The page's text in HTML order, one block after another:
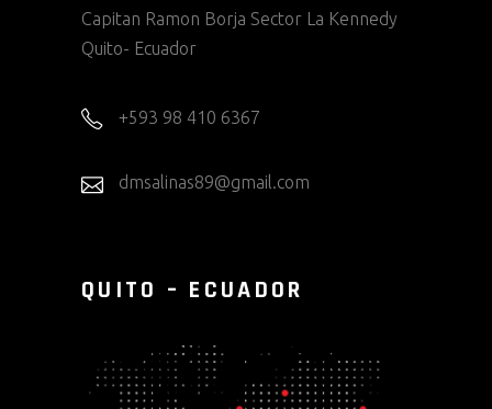
Capitan Ramon Borja Sector La Kennedy
Quito- Ecuador
+593 98 410 6367
dmsalinas89@gmail.com
QUITO – ECUADOR